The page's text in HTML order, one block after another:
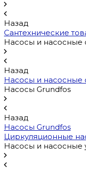
Назад
Сантехнические
Насосы и насосные
Назад
Насосы и насосные
Насосы Grundfos
Назад
Насосы Grundfos
Циркуляционные
Насосы и насосные